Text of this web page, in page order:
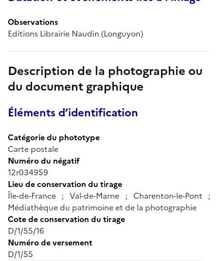
Observations
Editions Librairie Naudin (Longuyon)
Description de la photographie ou
du document graphique
Éléments d’identification
Catégorie du phototype
Carte postale
Numéro du négatif
12r034959
Lieu de conservation du tirage
Île-de-France ; Val-de-Marne ; Charenton-le-Pont ;
Médiathèque du patrimoine et de la photographie
Cote de conservation du tirage
D/1/55/16
Numéro de versement
D/1/55